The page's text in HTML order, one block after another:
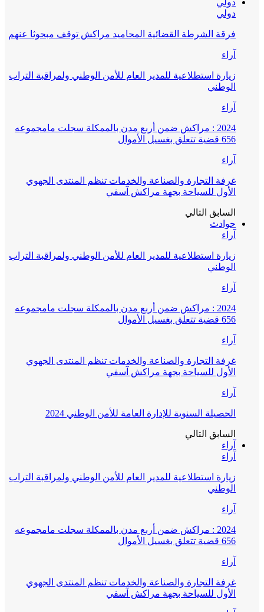
دولي
دولي
فرقة الشرطة القضائية المحاميد مراكش توقف مبحوثا عنهم
آراء
زيارة استطلاعية للمدير العام للأمن الوطني ولمراقبة التراب
الوطني
آراء
2024 : مراكش ضمن أربع مدن بالممكلة سجلت مامجموعه
656 قضية تتعلق بغسيل الأموال
آراء
غرفة التجارة والصناعة والخدمات تنظم المنتدى الجهوي
الأول للسياحة بجهة مراكش آسفي
السابق التالي
حوادث
آراء
زيارة استطلاعية للمدير العام للأمن الوطني ولمراقبة التراب
الوطني
آراء
2024 : مراكش ضمن أربع مدن بالممكلة سجلت مامجموعه
656 قضية تتعلق بغسيل الأموال
آراء
غرفة التجارة والصناعة والخدمات تنظم المنتدى الجهوي
الأول للسياحة بجهة مراكش آسفي
آراء
الحصيلة السنوية للإدارة العامة للأمن الوطني 2024
السابق التالي
آراء
آراء
زيارة استطلاعية للمدير العام للأمن الوطني ولمراقبة التراب
الوطني
آراء
2024 : مراكش ضمن أربع مدن بالممكلة سجلت مامجموعه
656 قضية تتعلق بغسيل الأموال
آراء
غرفة التجارة والصناعة والخدمات تنظم المنتدى الجهوي
الأول للسياحة بجهة مراكش آسفي